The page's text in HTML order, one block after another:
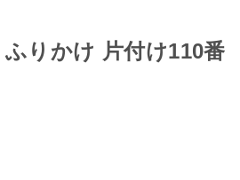
りかけ 片付け110番